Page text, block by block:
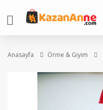
Anasayfa Örme & Giyim